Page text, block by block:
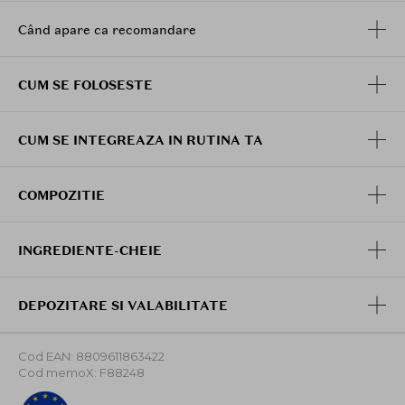
Când apare ca recomandare
CUM SE FOLOSESTE
CUM SE INTEGREAZA IN RUTINA TA
COMPOZITIE
INGREDIENTE-CHEIE
DEPOZITARE SI VALABILITATE
Cod EAN: 8809611863422
Cod memoX: F88248